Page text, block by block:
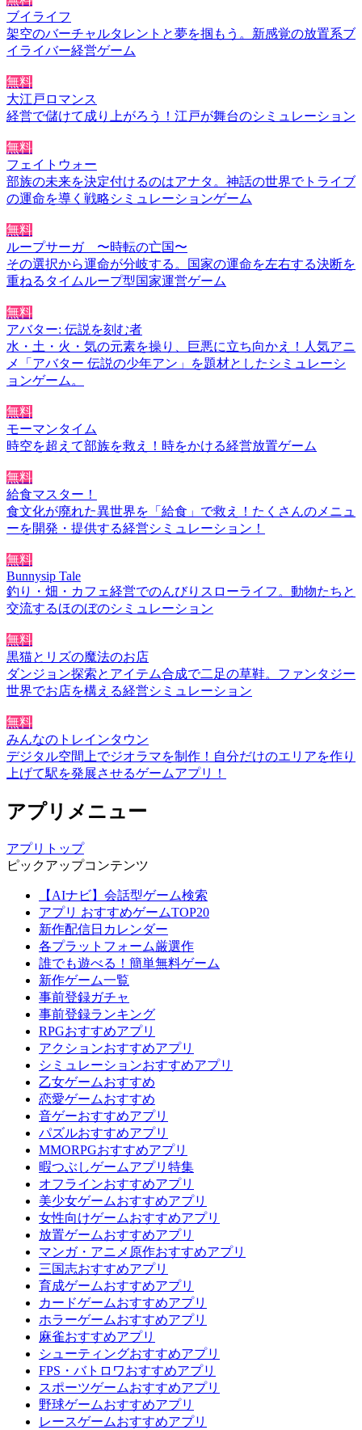
ブイライフ
架空のバーチャルタレントと夢を掴もう。新感覚の放置系ブ
イライバー経営ゲーム
無料
大江戸ロマンス
経営で儲けて成り上がろう！江戸が舞台のシミュレーション
無料
フェイトウォー
部族の未来を決定付けるのはアナタ。神話の世界でトライブ
の運命を導く戦略シミュレーションゲーム
無料
ループサーガ 〜時転の亡国〜
その選択から運命が分岐する。国家の運命を左右する決断を
重ねるタイムループ型国家運営ゲーム
無料
アバター: 伝説を刻む者
水・土・火・気の元素を操り、巨悪に立ち向かえ！人気アニ
メ「アバター 伝説の少年アン」を題材としたシミュレーシ
ョンゲーム。
無料
モーマンタイム
時空を超えて部族を救え！時をかける経営放置ゲーム
無料
給食マスター！
食文化が廃れた異世界を「給食」で救え！たくさんのメニュ
ーを開発・提供する経営シミュレーション！
無料
Bunnysip Tale
釣り・畑・カフェ経営でのんびりスローライフ。動物たちと
交流するほのぼのシミュレーション
無料
黒猫とリズの魔法のお店
ダンジョン探索とアイテム合成で二足の草鞋。ファンタジー
世界でお店を構える経営シミュレーション
無料
みんなのトレインタウン
デジタル空間上でジオラマを制作！自分だけのエリアを作り
上げて駅を発展させるゲームアプリ！
アプリメニュー
アプリトップ
ピックアップコンテンツ
【AIナビ】会話型ゲーム検索
アプリ おすすめゲームTOP20
新作配信日カレンダー
各プラットフォーム厳選作
誰でも遊べる！簡単無料ゲーム
新作ゲーム一覧
事前登録ガチャ
事前登録ランキング
RPGおすすめアプリ
アクションおすすめアプリ
シミュレーションおすすめアプリ
乙女ゲームおすすめ
恋愛ゲームおすすめ
音ゲーおすすめアプリ
パズルおすすめアプリ
MMORPGおすすめアプリ
暇つぶしゲームアプリ特集
オフラインおすすめアプリ
美少女ゲームおすすめアプリ
女性向けゲームおすすめアプリ
放置ゲームおすすめアプリ
マンガ・アニメ原作おすすめアプリ
三国志おすすめアプリ
育成ゲームおすすめアプリ
カードゲームおすすめアプリ
ホラーゲームおすすめアプリ
麻雀おすすめアプリ
シューティングおすすめアプリ
FPS・バトロワおすすめアプリ
スポーツゲームおすすめアプリ
野球ゲームおすすめアプリ
レースゲームおすすめアプリ